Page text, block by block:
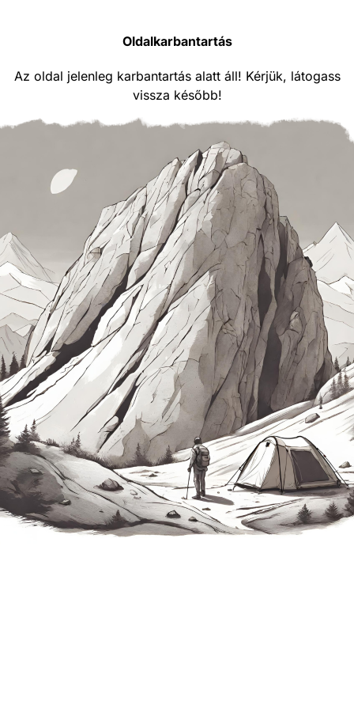
Oldalkarbantartás
Az oldal jelenleg karbantartás alatt áll! Kérjük, látogass
vissza később!